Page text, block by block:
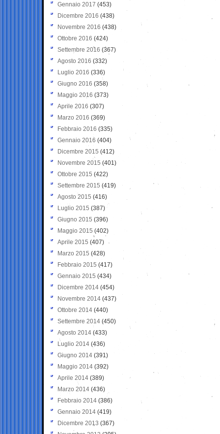
Gennaio 2017 (453)
Dicembre 2016 (438)
Novembre 2016 (438)
Ottobre 2016 (424)
Settembre 2016 (367)
Agosto 2016 (332)
Luglio 2016 (336)
Giugno 2016 (358)
Maggio 2016 (373)
Aprile 2016 (307)
Marzo 2016 (369)
Febbraio 2016 (335)
Gennaio 2016 (404)
Dicembre 2015 (412)
Novembre 2015 (401)
Ottobre 2015 (422)
Settembre 2015 (419)
Agosto 2015 (416)
Luglio 2015 (387)
Giugno 2015 (396)
Maggio 2015 (402)
Aprile 2015 (407)
Marzo 2015 (428)
Febbraio 2015 (417)
Gennaio 2015 (434)
Dicembre 2014 (454)
Novembre 2014 (437)
Ottobre 2014 (440)
Settembre 2014 (450)
Agosto 2014 (433)
Luglio 2014 (436)
Giugno 2014 (391)
Maggio 2014 (392)
Aprile 2014 (389)
Marzo 2014 (436)
Febbraio 2014 (386)
Gennaio 2014 (419)
Dicembre 2013 (367)